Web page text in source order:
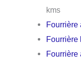
kms
Fourrière
Fourrière